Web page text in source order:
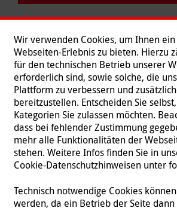
Folgen Sie uns
Wir verwenden Cookies, um Ihnen
Webseiten-Erlebnis zu bieten. Hierzu
für den technischen Betrieb unserer
erforderlich sind, sowie solche, die
Plattform zu verbessern und
bereitzustellen. Entscheiden Sie
Kategorien Sie zulassen möchten.
dass bei fehlender Zustimmung
mehr alle Funktionalitäten der
stehen. Weitere Infos finden Sie in
Cookie-Datenschutzhinweisen unter
Technisch notwendige Cookies
werden, da ein Betrieb der Seite